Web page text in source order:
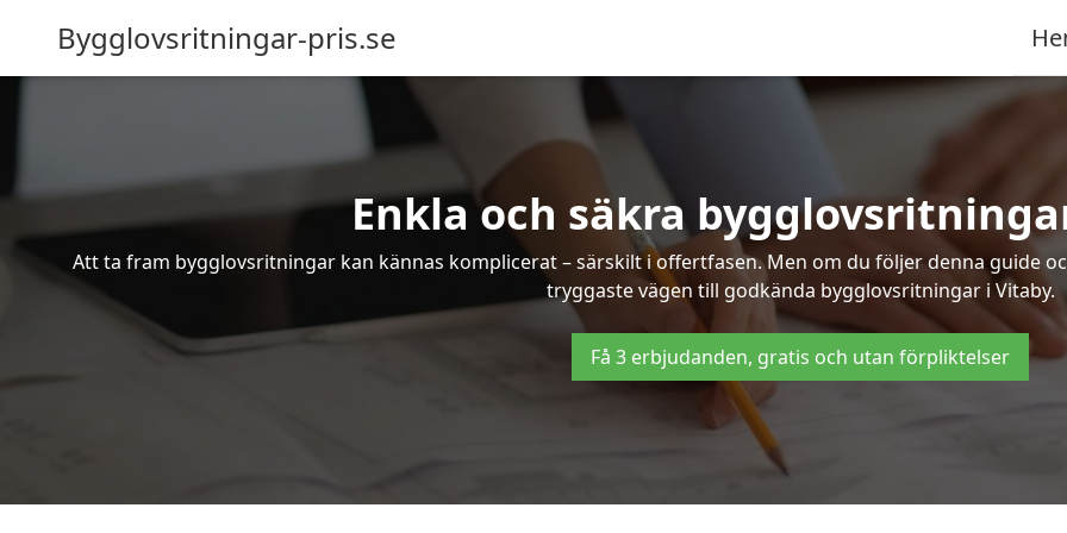
Bygglovsritningar-pris.se
Enkla och säkra
Att ta fram bygglovsritningar kan kännas komplicerat – särskilt i offertfasen. Men om du följer denna guide
tryggaste vägen till godkända bygglovsritningar i Vitaby.
Få 3 erbjudanden, gratis och utan förpliktelser